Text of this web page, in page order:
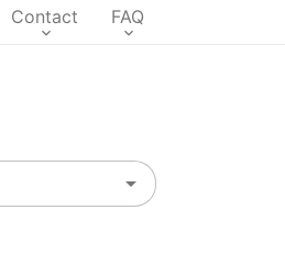
Contact FAQ
